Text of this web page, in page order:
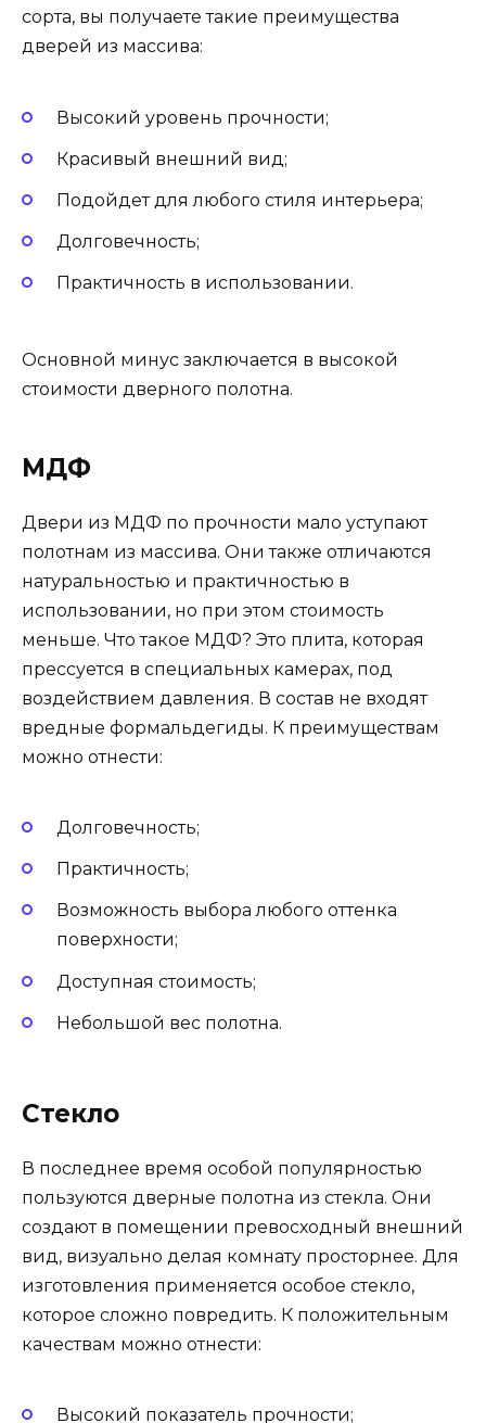
сорта, вы получаете такие преимущества
дверей из массива:
Высокий уровень прочности;
Красивый внешний вид;
Подойдет для любого стиля интерьера;
Долговечность;
Практичность в использовании.
Основной минус заключается в высокой
стоимости дверного полотна.
МДФ
Двери из МДФ по прочности мало уступают
полотнам из массива. Они также отличаются
натуральностью и практичностью в
использовании, но при этом стоимость
меньше. Что такое МДФ? Это плита, которая
прессуется в специальных камерах, под
воздействием давления. В состав не входят
вредные формальдегиды. К преимуществам
можно отнести:
Долговечность;
Практичность;
Возможность выбора любого оттенка
поверхности;
Доступная стоимость;
Небольшой вес полотна.
Стекло
В последнее время особой популярностью
пользуются дверные полотна из стекла. Они
создают в помещении превосходный внешний
вид, визуально делая комнату просторнее. Для
изготовления применяется особое стекло,
которое сложно повредить. К положительным
качествам можно отнести:
Высокий показатель прочности;